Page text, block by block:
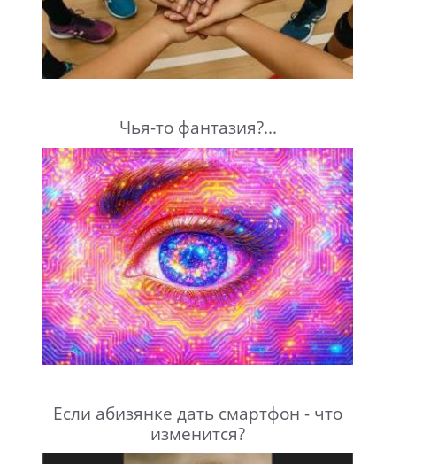
Чья-то фантазия?...
Если абизянке дать смартфон - что
изменится?